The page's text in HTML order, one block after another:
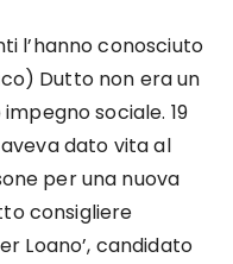
l’hanno conosciuto
Dutto non era un
sociale. 19
dato vita al
per una nuova
consigliere
Loano’, candidato